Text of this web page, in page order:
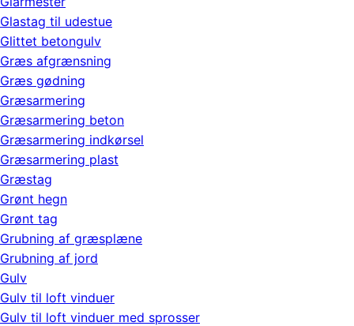
Glastag til udestue
Glittet betongulv
Græs afgrænsning
Græs gødning
Græsarmering
Græsarmering beton
Græsarmering indkørsel
Græsarmering plast
Græstag
Grønt hegn
Grønt tag
Grubning af græsplæne
Grubning af jord
Gulv
Gulv til loft vinduer
Gulv til loft vinduer med sprosser